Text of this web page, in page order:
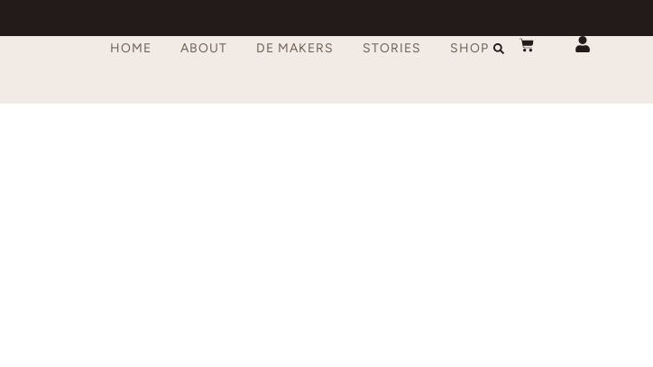
HOME ABOUT DE MAKERS STORIES SHOP